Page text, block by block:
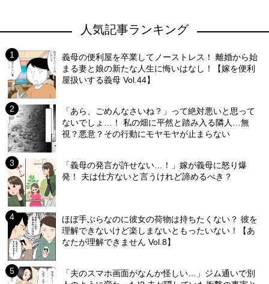
人気記事ランキング
義母の便利屋を卒業してノーストレス！ 離婚から始
まる妻と娘の新たな人生に悔いはなし！【嫁を便利
屋扱いする義母 Vol.44】
「あら、ごめんなさいね？」って絶対悪いと思って
ないでしょ…！ 私の畑に平然と踏み入る隣人…無
視？悪意？その行動にモヤモヤが止まらない
「義母の発言が許せない…！」嫁が義母に怒り爆
発！ 夫は仕方ないと言うけれど諦めるべき？
ほぼ手ぶらなのに彼女の荷物は持ちたくない？ 彼を
理解できないけど楽しまないともったいない！【あ
なたが理解できません Vol.8】
「夫のスマホ画面がなんか怪しい…」ジム通いで別